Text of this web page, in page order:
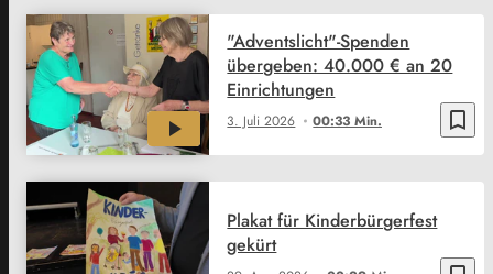
bookmark_border
3. Juli 2026 00:33 Min.
"Adventslicht"-Spenden
übergeben: 40.000 € an 20
Einrichtungen
Plakat für Kinderbürgerfest
gekürt